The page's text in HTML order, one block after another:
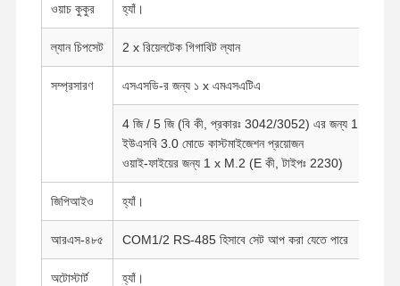
ওয়াচ কুকুর হ্যাঁ।
ল্যান চিপসেট 2 x রিয়েলটেক গিগাবিট ল্যান
সম্প্রসারণ এসএসডি-র জন্য ১ x এমএসএটিএ
4 জি / 5 জি (বি কী, প্রকারঃ 3042/3052) এর জন্য 1 x এম 2 5
ইউএসবি 3.0 মোডে কাস্টমাইজেশন প্রয়োজন
ওয়াই-ফাইয়ের জন্য 1 x M.2 (E কী, টাইপঃ 2230)
জিপিআইও হ্যাঁ।
আরএস-৪৮৫ COM1/2 RS-485 হিসাবে সেট আপ করা যেতে পারে
অটোস্টার্ট
হ্যাঁ।